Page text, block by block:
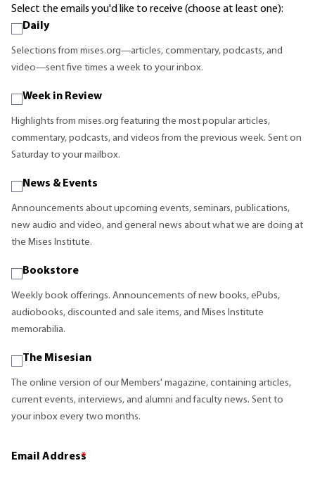
Select the emails you'd like to receive (choose at least one):
Daily
Selections from mises.org—articles, commentary, podcasts, and
video—sent five times a week to your inbox.
Week in Review
Highlights from mises.org featuring the most popular articles,
commentary, podcasts, and videos from the previous week. Sent on
Saturday to your mailbox.
News & Events
Announcements about upcoming events, seminars, publications,
new audio and video, and general news about what we are doing at
the Mises Institute.
Bookstore
Weekly book offerings. Announcements of new books, ePubs,
audiobooks, discounted and sale items, and Mises Institute
memorabilia.
The Misesian
The online version of our Members' magazine, containing articles,
current events, interviews, and alumni and faculty news. Sent to
your inbox every two months.
Email Address
*